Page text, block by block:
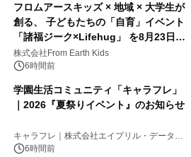
フロムアースキッズ × 地域 × 大学生が
創る、 子どもたちの「自育」イベント
「諸福ジーク×Lifehug」 を8月23日
(日)開催
株式会社From Earth Kids
6時間前
学園生活コミュニティ「キャラフレ」
｜2026『夏祭りイベント』のお知らせ
キャラフレ｜株式会社エイプリル・データ・
デザインズ
6時間前